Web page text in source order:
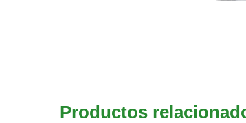
Productos